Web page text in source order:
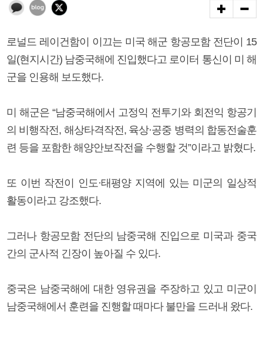
로널드 레이건함이 이끄는 미국 해군 항공모함 전단이 15
일(현지시간) 남중국해에 진입했다고 로이터 통신이 미 해
군을 인용해 보도했다.
미 해군은 “남중국해에서 고정익 전투기와 회전익 항공기
의 비행작전, 해상타격작전, 육상·공중 병력의 합동전술훈
련 등을 포함한 해양안보작전을 수행할 것”이라고 밝혔다.
또 이번 작전이 인도·태평양 지역에 있는 미군의 일상적
활동이라고 강조했다.
그러나 항공모함 전단의 남중국해 진입으로 미국과 중국
간의 군사적 긴장이 높아질 수 있다.
중국은 남중국해에 대한 영유권을 주장하고 있고 미군이
남중국해에서 훈련을 진행할 때마다 불만을 드러내 왔다.